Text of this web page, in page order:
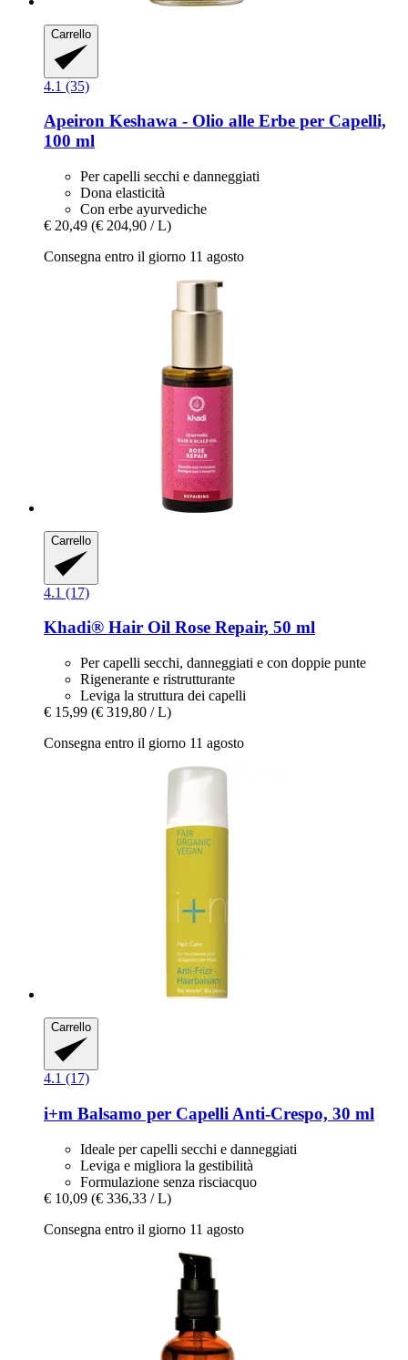
Carrello
4.1 (35)
Apeiron Keshawa -​ Olio alle Erbe per Capelli,
100 ml
Per capelli secchi e danneggiati
Dona elasticità
Con erbe ayurvediche
€ 20,49 (€ 204,90 / L)
Consegna entro il giorno 11 agosto
Carrello
4.1 (17)
Khadi® Hair Oil Rose Repair, 50 ml
Per capelli secchi, danneggiati e con doppie punte
Rigenerante e ristrutturante
Leviga la struttura dei capelli
€ 15,99 (€ 319,80 / L)
Consegna entro il giorno 11 agosto
Carrello
4.1 (17)
i+m Balsamo per Capelli Anti-​Crespo, 30 ml
Ideale per capelli secchi e danneggiati
Leviga e migliora la gestibilità
Formulazione senza risciacquo
€ 10,09 (€ 336,33 / L)
Consegna entro il giorno 11 agosto